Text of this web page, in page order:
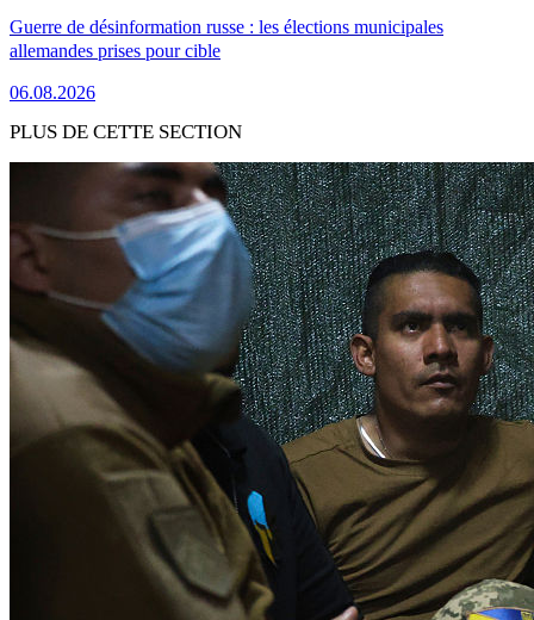
Guerre de désinformation russe : les élections municipales
allemandes prises pour cible
06.08.2026
PLUS DE CETTE SECTION